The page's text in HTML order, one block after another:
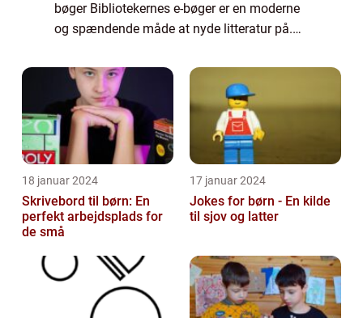
bøger Bibliotekernes e-bøger er en moderne
og spændende måde at nyde litteratur på.
muligt for bogelskere at få adgang ...
18 januar 2024
Skrivebord til børn: En
perfekt arbejdsplads for
de små
17 januar 2024
Jokes for børn - En kilde
til sjov og latter